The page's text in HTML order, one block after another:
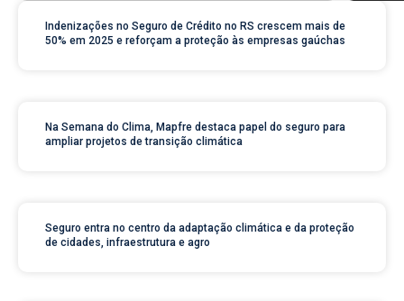
Indenizações no Seguro de Crédito no RS crescem mais de
50% em 2025 e reforçam a proteção às empresas gaúchas
Na Semana do Clima, Mapfre destaca papel do seguro para
ampliar projetos de transição climática
Seguro entra no centro da adaptação climática e da proteção
de cidades, infraestrutura e agro